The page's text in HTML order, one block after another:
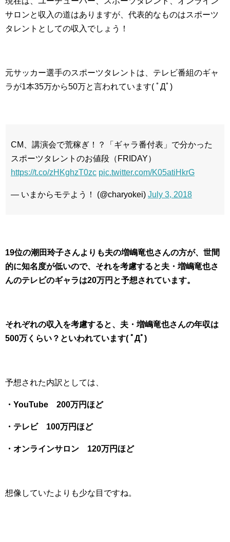
サロンと収入の道はありますが、代表的なものはスポーツ
タレントとしての収入でしょう！
元サッカー選手のスポーツタレントは、テレビ番組のギャ
ラが1本35万から50万と言われています( ﾟДﾟ)
CM、講演会で荒稼ぎ！？「ギャラ番付表」で分かった
スポーツタレントのお値段（FRIDAY）
https://t.co/zHKghzT0zc pic.twitter.com/K05atiHkrG
— いまからモテよう！ (@charyokei) July 3, 2018
19位の潮田玲子さんよりも夫の増嶋竜也さんの方が、世間
的に知名度が低いので、それを考慮すると夫・増嶋竜也さ
んのテレビのギャラは20万円と予想されています。
それぞれの収入を考慮すると、夫・増嶋竜也さんの年収は
500万くらい？といわれています( ﾟДﾟ)
予想された内訳としては、
・YouTube 200万円ほど
・テレビ 100万円ほど
・オンラインサロン 120万円ほど
想像していたよりも少な目ですね。